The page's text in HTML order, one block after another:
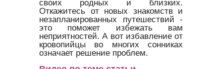
своих родных и близких.
Откажитесь от новых знакомств и
незапланированных путешествий -
это поможет избежать вам
неприятностей. А вот избавление от
кровопийцы во многих сонниках
означает решение проблем.